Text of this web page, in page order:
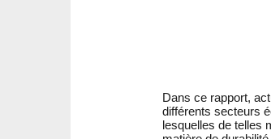
Dans ce rapport,
différents secteurs
lesquelles de telles